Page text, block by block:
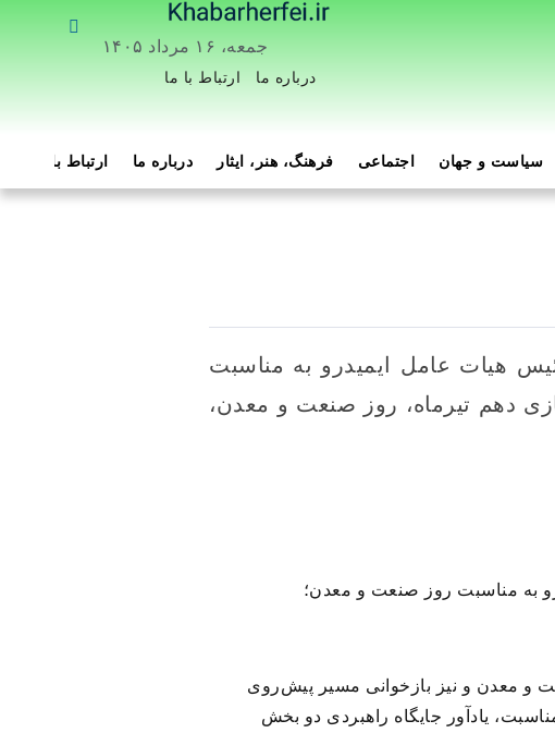
جمعه، ۱۶ مرداد ۱۴۰۵
درباره ما ارتباط با ما
سیاست و جهان اجتماعی فرهنگ، هنر، ایثار درباره ما ارتباط با ما
هیات عامل ایمیدرو به مناسبت
دهم تیرماه، روز صنعت و معدن،
به مناسبت روز صنعت و معدن؛
و معدن و نیز بازخوانی مسیر پیش‌روی
یادآور جایگاه راهبردی دو بخش